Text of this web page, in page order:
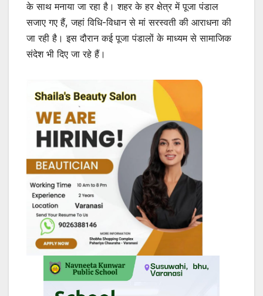
के साथ मनाया जा रहा है। शहर के हर क्षेत्र में पूजा पंडाल
सजाए गए हैं, जहां विधि-विधान से मां सरस्वती की आराधना की
जा रही है। इस दौरान कई पूजा पंडालों के माध्यम से सामाजिक
संदेश भी दिए जा रहे हैं।